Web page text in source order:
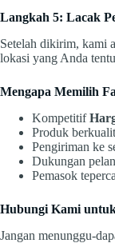
Langkah 5: Lacak
Setelah dikirim, kami
lokasi yang Anda
Mengapa Memilih
Kompetitif
Produk
Pengiriman ke
Dukungan
Pemasok
Hubungi Kami
Jangan menunggu-